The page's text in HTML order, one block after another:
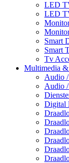
LED
LED
Smart
Smart
Tv
Multimedia &
Audio /
Audio
Digital